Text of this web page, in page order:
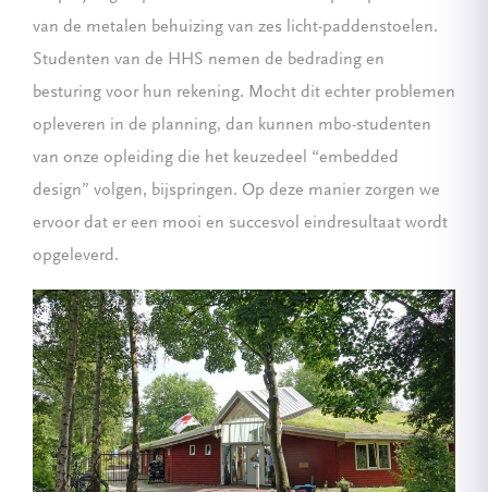
van de metalen behuizing van zes licht-paddenstoelen.
Studenten van de HHS nemen de bedrading en
besturing voor hun rekening. Mocht dit echter problemen
opleveren in de planning, dan kunnen mbo-studenten
van onze opleiding die het keuzedeel “embedded
design” volgen, bijspringen. Op deze manier zorgen we
ervoor dat er een mooi en succesvol eindresultaat wordt
opgeleverd.